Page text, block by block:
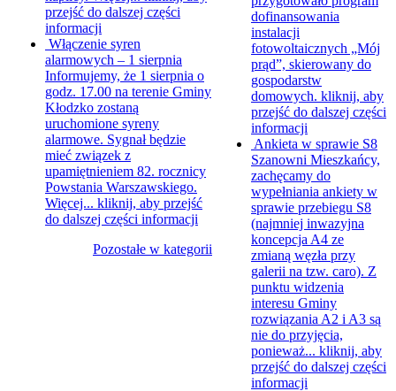
przejść do dalszej części
informacji
Włączenie syren
alarmowych – 1 sierpnia
Informujemy, że 1 sierpnia o
godz. 17.00 na terenie Gminy
Kłodzko zostaną
uruchomione syreny
alarmowe. Sygnał będzie
mieć związek z
upamiętnieniem 82. rocznicy
Powstania Warszawskiego.
Więcej... kliknij, aby przejść
do dalszej części informacji
Pozostałe w kategorii
dofinansowania
instalacji
fotowoltaicznych „Mój
prąd”, skierowany do
gospodarstw
domowych. kliknij, aby
przejść do dalszej części
informacji
Ankieta w sprawie S8
Szanowni Mieszkańcy,
zachęcamy do
wypełniania ankiety w
sprawie przebiegu S8
(najmniej inwazyjna
koncepcja A4 ze
zmianą węzła przy
galerii na tzw. caro). Z
punktu widzenia
interesu Gminy
rozwiązania A2 i A3 są
nie do przyjęcia,
ponieważ... kliknij, aby
przejść do dalszej części
informacji